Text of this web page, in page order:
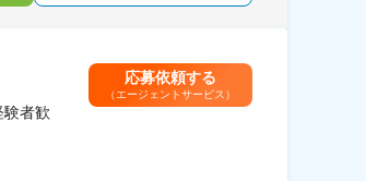
者歓
応募依頼する
（エージェントサービス）